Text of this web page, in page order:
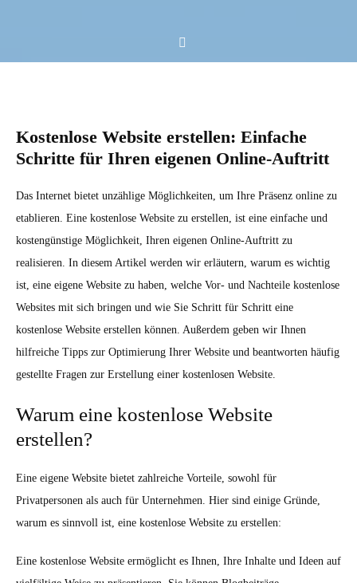
Kostenlose Website erstellen: Einfache
Schritte für Ihren eigenen Online-Auftritt
Das Internet bietet unzählige Möglichkeiten, um Ihre Präsenz online zu
etablieren. Eine kostenlose Website zu erstellen, ist eine einfache und
kostengünstige Möglichkeit, Ihren eigenen Online-Auftritt zu
realisieren. In diesem Artikel werden wir erläutern, warum es wichtig
ist, eine eigene Website zu haben, welche Vor- und Nachteile kostenlose
Websites mit sich bringen und wie Sie Schritt für Schritt eine
kostenlose Website erstellen können. Außerdem geben wir Ihnen
hilfreiche Tipps zur Optimierung Ihrer Website und beantworten häufig
gestellte Fragen zur Erstellung einer kostenlosen Website.
Warum eine kostenlose Website
erstellen?
Eine eigene Website bietet zahlreiche Vorteile, sowohl für
Privatpersonen als auch für Unternehmen. Hier sind einige Gründe,
warum es sinnvoll ist, eine kostenlose Website zu erstellen:
Eine kostenlose Website ermöglicht es Ihnen, Ihre Inhalte und Ideen auf